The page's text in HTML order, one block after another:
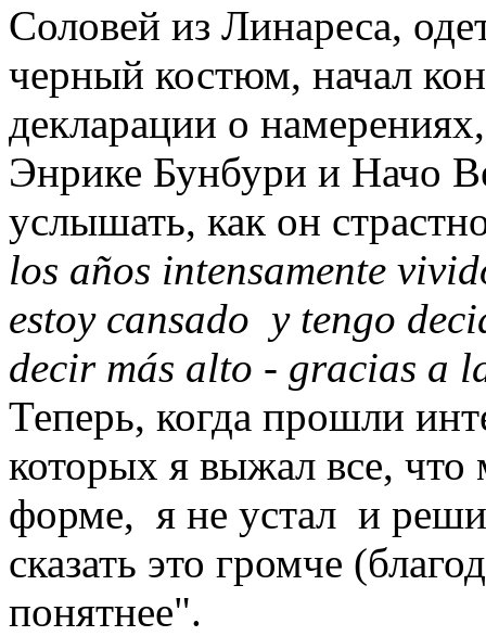
Соловей из Линареса,
черный костюм, начал
декларации о
Энрике Бунбури и Начо
услышать, как он
los años intensamente
estoy cansado y tengo
decir más alto - gracias a
Теперь, когда прошли
которых я выжал все,
форме, я не устал и
сказать это громче
понятнее".